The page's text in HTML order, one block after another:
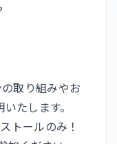
取り組みやお
たします。
トールのみ！